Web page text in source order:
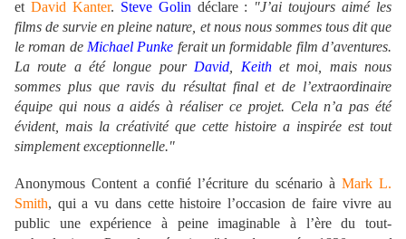
et David Kanter. Steve Golin déclare : "J’ai toujours aimé les
films de survie en pleine nature, et nous nous sommes tous dit que
le roman de Michael Punke ferait un formidable film d’aventures.
La route a été longue pour David Keithet moi, mais nous
sommes plus que ravis du résultat final et de l’extraordinaire
équipe qui nous a aidés à réaliser ce projet. Cela n’a pas été
évident, mais la créativité que cette histoire a inspirée est tout
simplement exceptionnelle."
Anonymous Content a confié l’écriture du scénario à Mark L.
Smith, qui a vu dans cette histoire l’occasion de faire vivre au
public une expérience à peine imaginable à l’ère du tout-